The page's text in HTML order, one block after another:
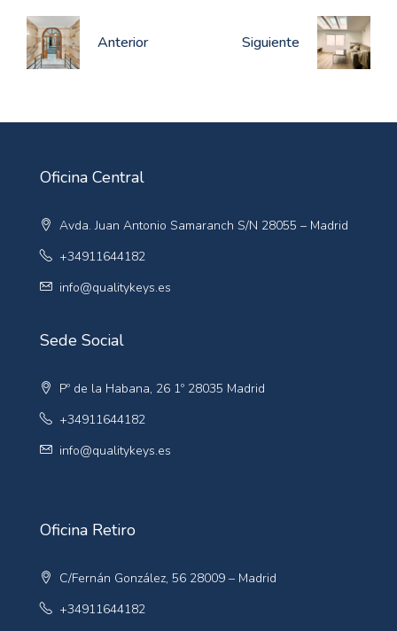
Anterior Siguiente
Oficina Central
Avda. Juan Antonio Samaranch S/N 28055 – Madrid
+34911644182
info@qualitykeys.es
Sede Social
Pº de la Habana, 26 1º 28035 Madrid
+34911644182
info@qualitykeys.es
Oficina Retiro
C/Fernán González, 56 28009 – Madrid
+34911644182